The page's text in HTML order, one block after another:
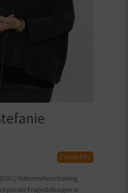
Coach-RTC
Naturresilienztraining
private Fragestellungen in